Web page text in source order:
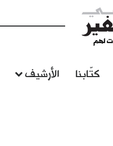
كتّابنا الأرشيف